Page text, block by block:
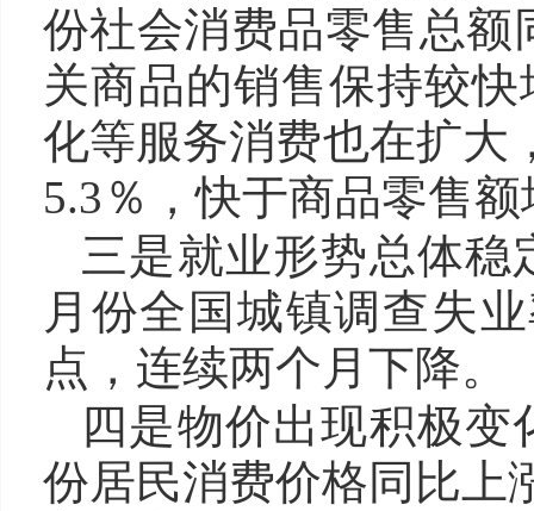
份社会消费品零售总额
关商品的销售保持较
化等服务消费也在扩大
5.3％，快于商品零售
三是就业形势总体稳
月份全国城镇调查失
点，连续两个月下降。
四是物价出现积极
份居民消费价格同比上